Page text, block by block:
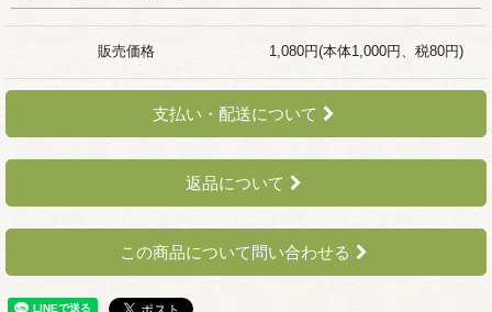
販売価格 1,080円(本体1,000円、税80円)
支払い・配送について
返品について
この商品について問い合わせる